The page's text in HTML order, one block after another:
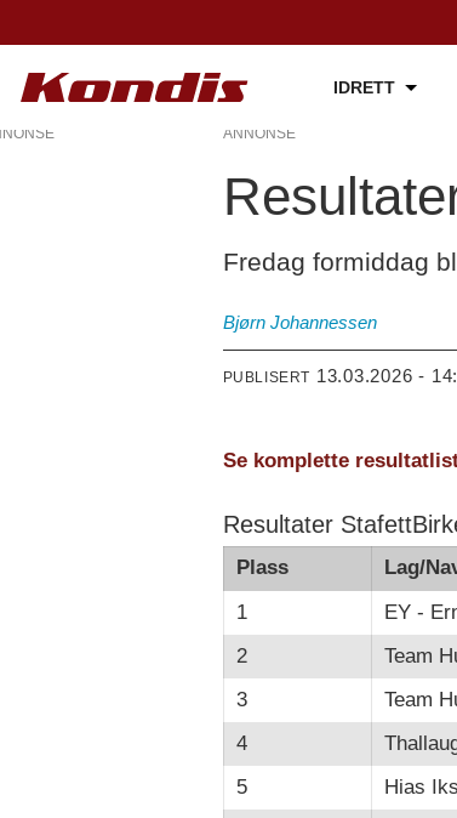
IDRETT
ANNONSE
Fredag formiddag
Bjørn Johannessen
PUBLISERT 13.03.2026 -
Se komplette
Resultater
Plass Lag/
1
EY -
2
Team
3
Team
4
5
Hias